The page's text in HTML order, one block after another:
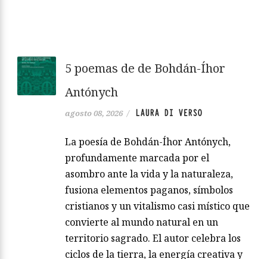
5 poemas de de Bohdán-Íhor
Antónych
agosto 08, 2026 / LAURA DI VERSO
La poesía de Bohdán-Íhor Antónych,
profundamente marcada por el
asombro ante la vida y la naturaleza,
fusiona elementos paganos, símbolos
cristianos y un vitalismo casi místico que
convierte al mundo natural en un
territorio sagrado. El autor celebra los
ciclos de la tierra, la energía creativa y